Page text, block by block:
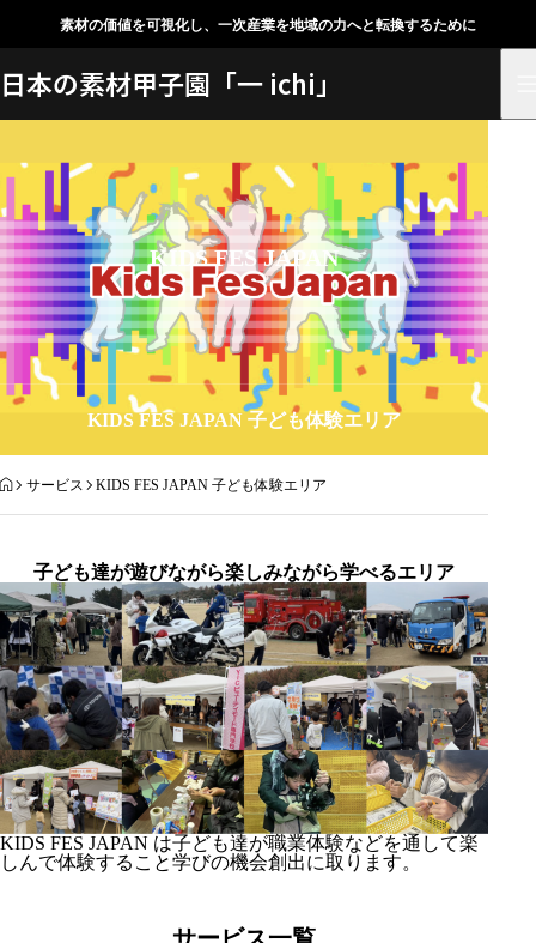
素材の価値を可視化し、一次産業を地域の力へと転換するために
日本の素材甲子園「一 ichi」
KIDS FES JAPAN
KIDS FES JAPAN 子ども体験エリア
HOME
サービス KIDS FES JAPAN 子ども体験エリア
子ども達が遊びながら楽しみながら学べるエリア
KIDS FES JAPAN は子ども達が職業体験などを通して楽
しんで体験すること学びの機会創出に取ります。